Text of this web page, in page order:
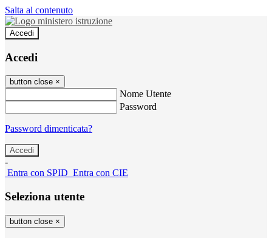
Salta al contenuto
Accedi
Accedi
button close ×
Nome Utente
Password
Password dimenticata?
-
Entra con SPID Entra con CIE
Seleziona utente
button close ×